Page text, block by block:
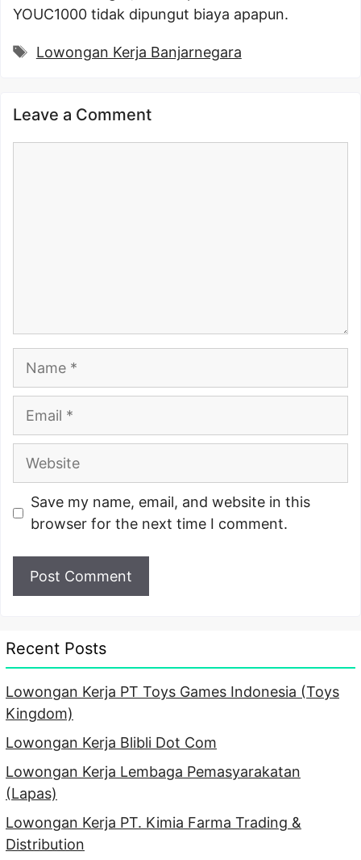
YOUC1000 tidak dipungut biaya apapun.
Tags
Lowongan Kerja Banjarnegara
Leave a Comment
Website
Save my name, email, and website in this
browser for the next time I comment.
Recent Posts
Lowongan Kerja PT Toys Games Indonesia (Toys
Kingdom)
Lowongan Kerja Blibli Dot Com
Lowongan Kerja Lembaga Pemasyarakatan
(Lapas)
Lowongan Kerja PT. Kimia Farma Trading &
Distribution